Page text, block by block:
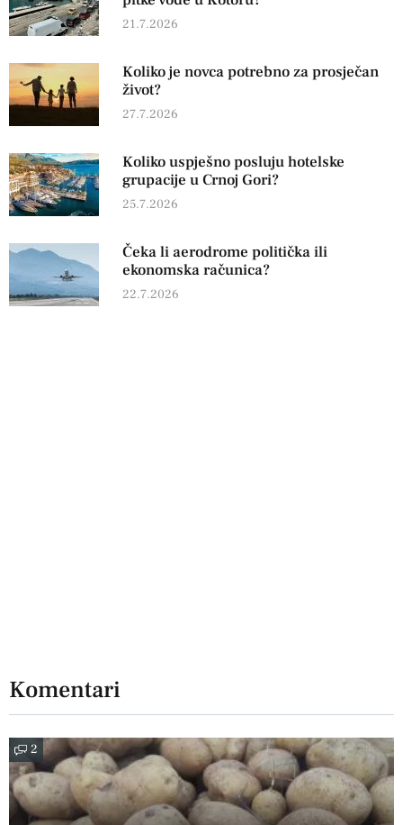
21.7.2026
Koliko je novca potrebno za prosječan
život?
27.7.2026
Koliko uspješno posluju hotelske
grupacije u Crnoj Gori?
25.7.2026
Čeka li aerodrome politička ili
ekonomska računica?
22.7.2026
Komentari
2